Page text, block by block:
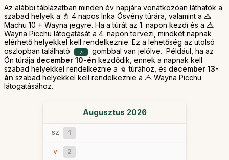
Az alábbi táblázatban minden év napjára vonatkozóan láthatók a
szabad helyek a
4 napos Inka Ösvény túrára, valamint a
Machu 10 + Wayna jegyre. Ha a túrát az 1. napon kezdi és a
Wayna Picchu látogatását a 4. napon tervezi, mindkét napnak
elérhető helyekkel kell rendelkeznie. Ez a lehetőség az utolsó
oszlopban található
gombbal van jelölve. Például, ha az
Ön túrája december 10-én kezdődik, ennek a napnak kell
szabad helyekkel rendelkeznie a
túrához, és december 13-
án szabad helyekkel kell rendelkeznie a
Wayna Picchu
látogatásához.
Augusztus 2026
SZ 1
V 2